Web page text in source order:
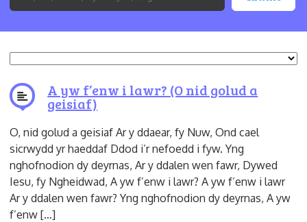
A yw f’enw i lawr? (O nid golud a
geisiaf)
O, nid golud a geisiaf Ar y ddaear, fy Nuw, Ond cael
sicrwydd yr haeddaf Ddod i’r nefoedd i fyw. Yng
nghofnodion dy deyrnas, Ar y ddalen wen fawr, Dywed
Iesu, fy Ngheidwad, A yw f’enw i lawr? A yw f’enw i lawr
Ar y ddalen wen fawr? Yng nghofnodion dy deyrnas, A yw
f’enw […]